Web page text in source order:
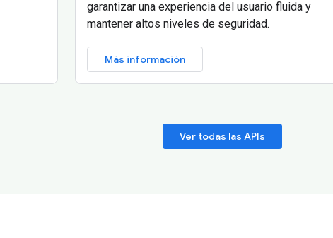
garantizar una experiencia del usuario fluida y
mantener altos niveles de seguridad.
Más información
Ver todas las APIs